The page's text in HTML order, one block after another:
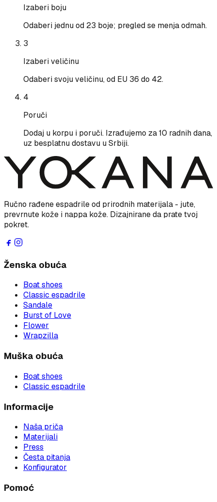
Izaberi boju
Odaberi jednu od 23 boje; pregled se menja odmah.
3
Izaberi veličinu
Odaberi svoju veličinu, od EU 36 do 42.
4
Poruči
Dodaj u korpu i poruči. Izrađujemo za 10 radnih dana,
uz besplatnu dostavu u Srbiji.
Ručno rađene espadrile od prirodnih materijala - jute,
prevrnute kože i nappa kože. Dizajnirane da prate tvoj
pokret.
Ženska obuća
Boat shoes
Classic espadrile
Sandale
Burst of Love
Flower
Wrapzilla
Muška obuća
Boat shoes
Classic espadrile
Informacije
Naša priča
Materijali
Press
Česta pitanja
Konfigurator
Pomoć